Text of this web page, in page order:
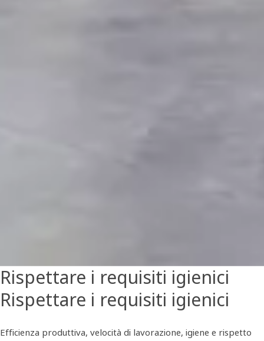
Rispettare i requisiti igienici
Rispettare i requisiti igienici
Efficienza produttiva, velocità di lavorazione, igiene e rispetto